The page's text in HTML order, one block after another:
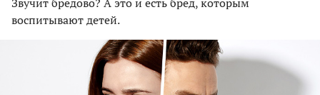
воспитывают детей.